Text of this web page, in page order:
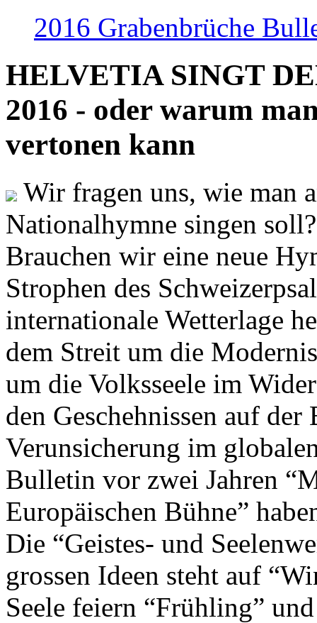
2016 Grabenbrüche
HELVETIA SINGT
2016 - oder warum
vertonen kann
Wir fragen uns, wie man
Nationalhymne singen
Brauchen wir eine neue
Strophen des
internationale Wetterlage
dem Streit um die
um die Volksseele im
den Geschehnissen auf
Verunsicherung im
Bulletin vor zwei Jahren
Europäischen Bühne”
Die “Geistes- und
grossen Ideen steht auf
Seele feiern “Frühling”